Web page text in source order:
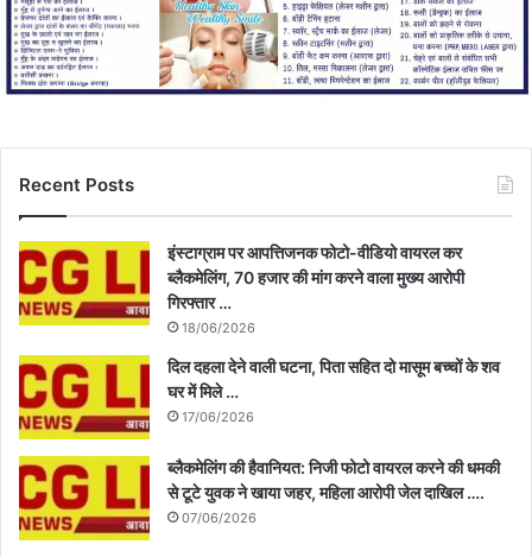
Recent Posts
इंस्टाग्राम पर आपत्तिजनक फोटो-वीडियो वायरल कर
ब्लैकमेलिंग, 70 हजार की मांग करने वाला मुख्य आरोपी
गिरफ्तार …
18/06/2026
दिल दहला देने वाली घटना, पिता सहित दो मासूम बच्चों के शव
घर में मिले …
17/06/2026
ब्लैकमेलिंग की हैवानियत: निजी फोटो वायरल करने की धमकी
से टूटे युवक ने खाया जहर, महिला आरोपी जेल दाखिल ….
07/06/2026